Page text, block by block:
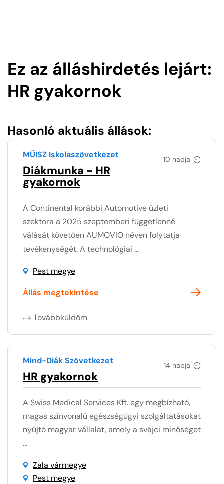
Ez az álláshirdetés lejárt:
HR gyakornok
Hasonló aktuális állások:
10 napja
MŰISZ Iskolaszövetkezet
Diákmunka - HR
gyakornok
A Continental korábbi Automotive üzleti
szektora a 2025 szeptemberi függetlenné
válását követően AUMOVIO néven folytatja
tevékenységét. A technológiai ...
Pest megye
Állás megtekintése
Továbbküldöm
14 napja
Mind-Diák Szövetkezet
HR gyakornok
A Swiss Medical Services Kft. egy megbízható,
magas színvonalú egészségügyi szolgáltatásokat
nyújtó magyar vállalat, amely a svájci minőséget
...
Zala vármegye
Pest megye